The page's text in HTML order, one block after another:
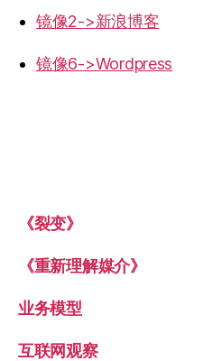
镜像2->新浪博客
镜像6->Wordpress
《裂变》
《重新理解媒介》
业务模型
互联网观察